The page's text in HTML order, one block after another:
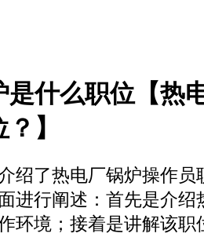
是什么职位【热
】
绍了热电厂锅炉操作员
进行阐述：首先是介绍
环境；接着是讲解该职